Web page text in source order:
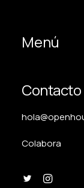
Menú
Contacto
Colabora